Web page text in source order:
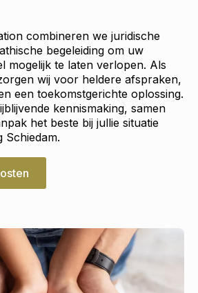
combineren we juridische
begeleiding om uw
mogelijk te laten verlopen. Als
wij voor heldere afspraken,
een toekomstgerichte oplossing.
kennismaking, samen
het beste bij jullie situatie
Schiedam.